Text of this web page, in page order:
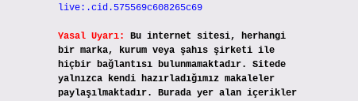
live:.cid.575569c608265c69
Yasal Uyarı:
Bu internet sitesi, herhangi
bir marka, kurum veya şahıs şirketi ile
hiçbir bağlantısı bulunmamaktadır. Sitede
yalnızca kendi hazırladığımız makaleler
paylaşılmaktadır. Burada yer alan içerikler